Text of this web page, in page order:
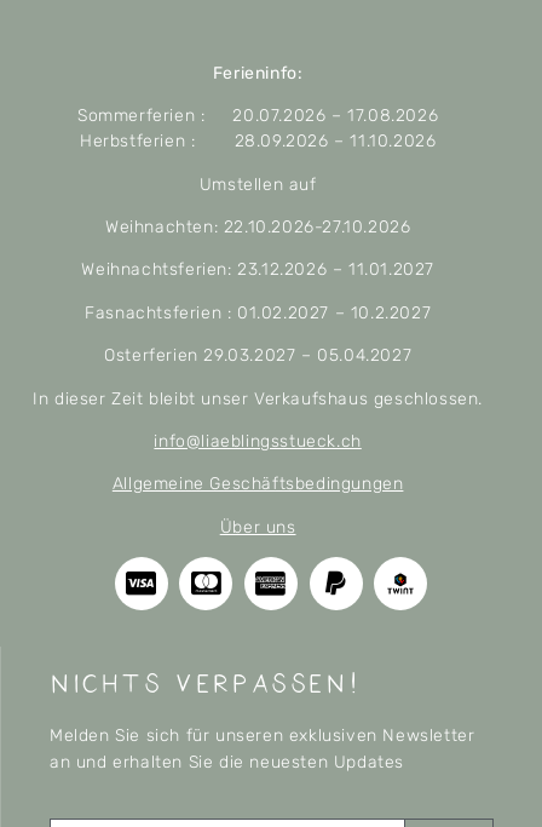
Ferieninfo:
Sommerferien : 20.07.2026 – 17.08.2026
Herbstferien : 28.09.2026 – 11.10.2026
Umstellen auf
Weihnachten: 22.10.2026-27.10.2026
Weihnachtsferien: 23.12.2026 – 11.01.2027
Fasnachtsferien : 01.02.2027 – 10.2.2027
Osterferien 29.03.2027 – 05.04.2027
In dieser Zeit bleibt unser Verkaufshaus geschlossen.
info@liaeblingsstueck.ch
Allgemeine Geschäftsbedingungen
Über uns
nichts verpassen!
Melden Sie sich für unseren exklusiven Newsletter
an und erhalten Sie die neuesten Updates